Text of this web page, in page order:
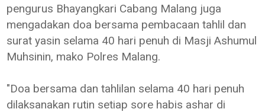
pengurus Bhayangkari Cabang Malang juga
mengadakan doa bersama pembacaan tahlil dan
surat yasin selama 40 hari penuh di Masji Ashumul
Muhsinin, mako Polres Malang.
"Doa bersama dan tahlilan selama 40 hari penuh
dilaksanakan rutin setiap sore habis ashar di